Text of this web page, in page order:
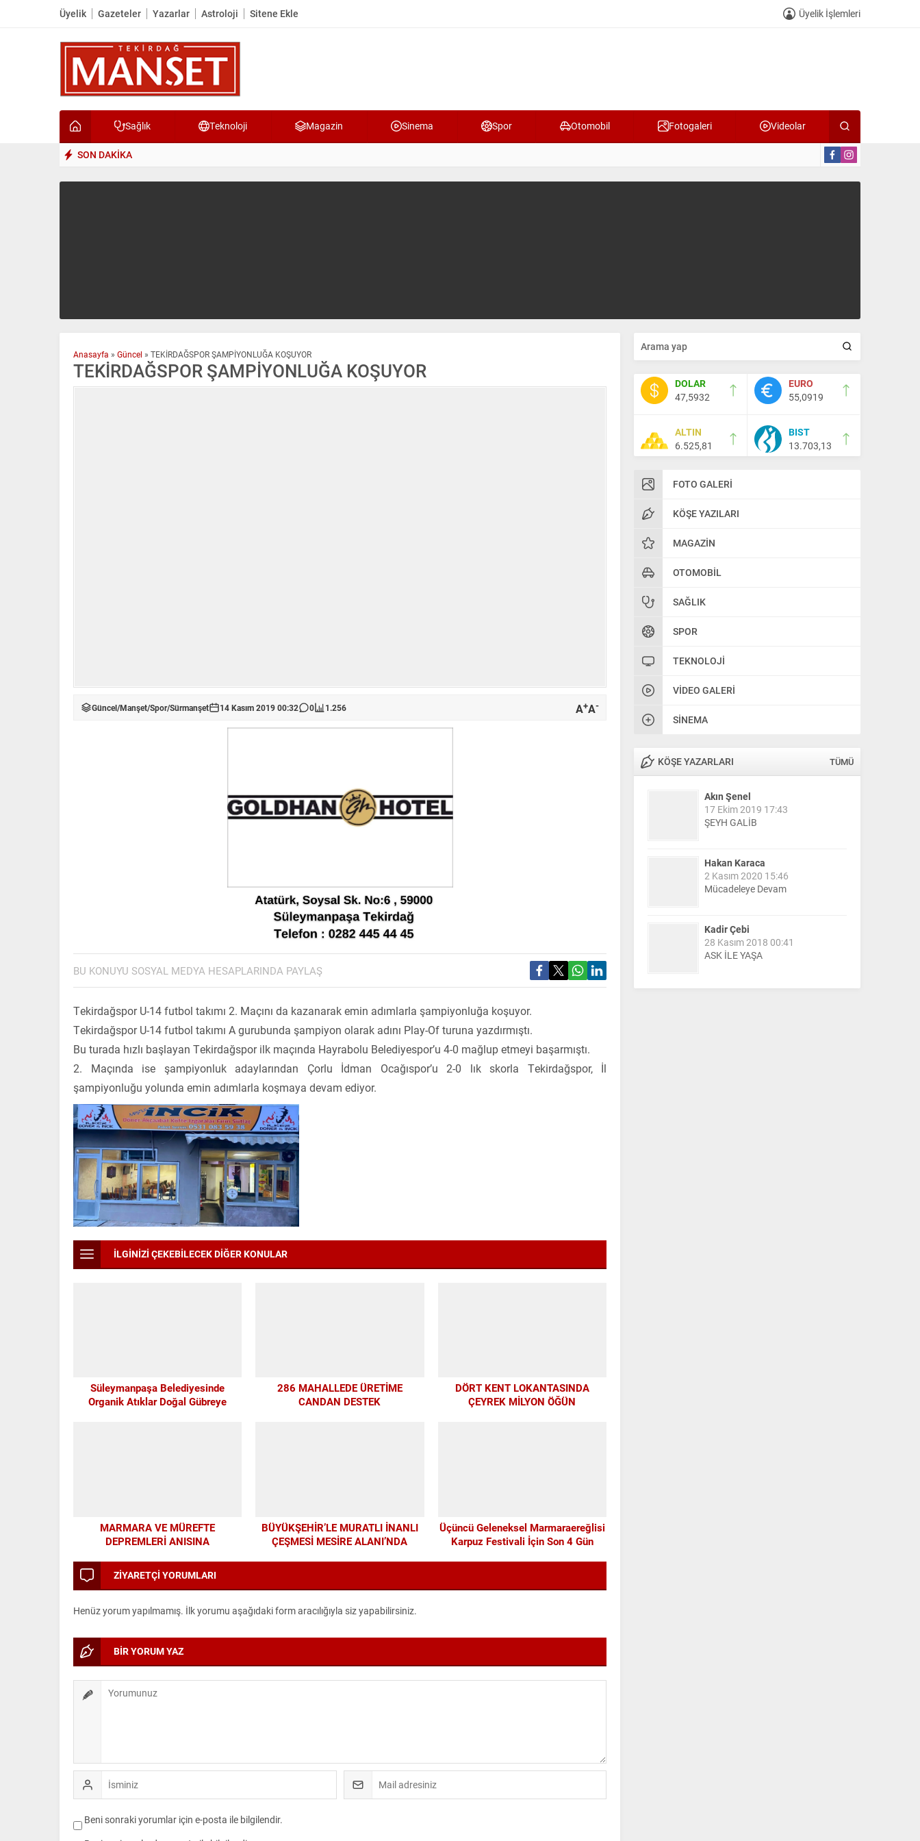
Üyelik Gazeteler Yazarlar Astroloji Sitene Ekle Üyelik İşlemleri
Sağlık Teknoloji Magazin Sinema Spor Otomobil Fotogaleri Videolar
SON DAKİKA
DOLAR
47,5932
EURO
55,0919
ALTIN
6.525,81
BIST
13.703,13
FOTO GALERI
KÖŞE YAZILARI
MAGAZIN
OTOMOBIL
SAĞLIK
SPOR
TEKNOLOJI
VIDEO GALERI
SINEMA
KÖŞE YAZARLARI TÜMÜ
Akın Şenel
17 Ekim 2019 17:43
ŞEYH GALİB
Hakan Karaca
2 Kasım 2020 15:46
Mücadeleye Devam
Kadir Çebi
28 Kasım 2018 00:41
ASK İLE YAŞA
Anasayfa » Güncel » TEKİRDAĞSPOR ŞAMPİYONLUĞA KOŞUYOR
TEKİRDAĞSPOR ŞAMPİYONLUĞA KOŞUYOR
Güncel/Manşet/Spor/Sürmanşet 14 Kasım 2019 00:32 0 1.256 A+A-
BU KONUYU SOSYAL MEDYA HESAPLARINDA PAYLAŞ
Tekirdağspor U-14 futbol takımı 2. Maçını da kazanarak emin adımlarla şampiyonluğa koşuyor.
Tekirdağspor U-14 futbol takımı A gurubunda şampiyon olarak adını Play-Of turuna yazdırmıştı.
Bu turada hızlı başlayan Tekirdağspor ilk maçında Hayrabolu Belediyespor’u 4-0 mağlup etmeyi başarmıştı.
2. Maçında ise şampiyonluk adaylarından Çorlu İdman Ocağıspor’u 2-0 lık skorla Tekirdağspor, İl
şampiyonluğu yolunda emin adımlarla koşmaya devam ediyor.
İLGİNİZİ ÇEKEBİLECEK DİĞER KONULAR
Süleymanpaşa Belediyesinde
Organik Atıklar Doğal Gübreye
286 MAHALLEDE ÜRETİME
CANDAN DESTEK
DÖRT KENT LOKANTASINDA
ÇEYREK MİLYON ÖĞÜN
MARMARA VE MÜREFTE
DEPREMLERİ ANISINA
EĞİTİM PROGRAMI
BÜYÜKŞEHİR’LE MURATLI İNANLI
ÇEŞMESİ MESİRE ALANI’NDA
Üçüncü Geleneksel Marmaraereğlisi
Karpuz Festivali İçin Son 4 Gün
ZİYARETÇİ YORUMLARI
Henüz yorum yapılmamış. İlk yorumu aşağıdaki form aracılığıyla siz yapabilirsiniz.
BİR YORUM YAZ
Beni sonraki yorumlar için e-posta ile bilgilendir.